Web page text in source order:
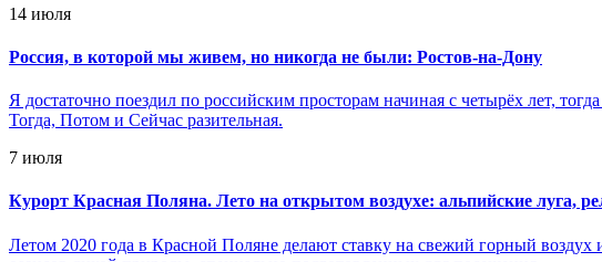
14 июля
Россия, в которой мы живем, но никогда не были: Ростов-на-Дону
Я достаточно поездил по российским просторам начиная с четырёх лет,
Тогда, Потом и Сейчас разительная.
7 июля
Курорт Красная Поляна. Лето на открытом воздухе: альпийские луга,
Летом 2020 года в Красной Поляне делают ставку на свежий горный воздух